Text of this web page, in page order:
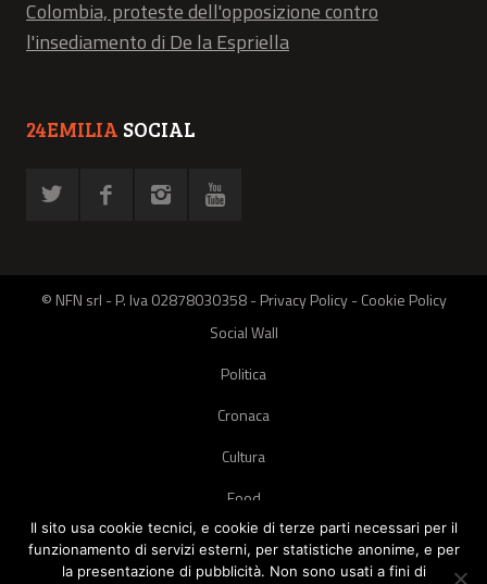
Colombia, proteste dell'opposizione contro
l'insediamento di De la Espriella
24EMILIA SOCIAL
© NFN srl - P. Iva 02878030358 -Privacy Policy-Cookie Policy
Social Wall
Politica
Cronaca
Cultura
Food
Green
Il sito usa cookie tecnici, e cookie di terze parti necessari per il
funzionamento di servizi esterni, per statistiche anonime, e per
la presentazione di pubblicità. Non sono usati a fini di